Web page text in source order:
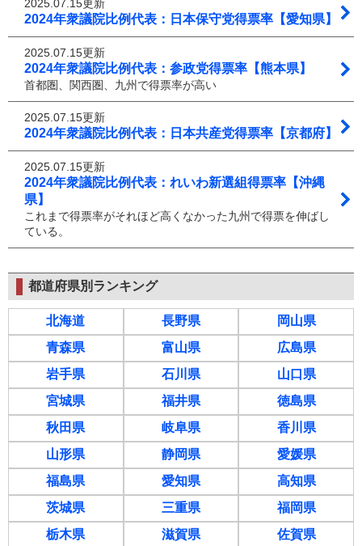
2025.07.15更新
2024年衆議院比例代表：日本保守党得票率【愛知県】
2025.07.15更新
2024年衆議院比例代表：参政党得票率【熊本県】
首都圏、関西圏、九州で得票率が高い
2025.07.15更新
2024年衆議院比例代表：日本共産党得票率【京都府】
2025.07.15更新
2024年衆議院比例代表：れいわ新選組得票率【沖縄
県】
これまで得票率がそれほど高くなかった九州で得票を伸ばし
ている。
都道府県別ランキング
北海道
青森県
岩手県
宮城県
秋田県
山形県
福島県
茨城県
栃木県
長野県
富山県
石川県
福井県
岐阜県
静岡県
愛知県
三重県
滋賀県
岡山県
広島県
山口県
徳島県
香川県
愛媛県
高知県
福岡県
佐賀県